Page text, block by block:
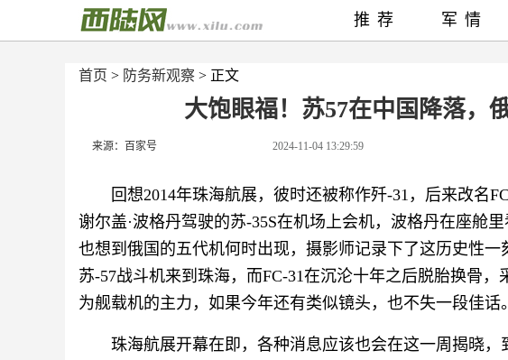
首页 > 防务新观察 > 正文
大饱眼福！苏57在中国降落，
来源：百家号 2024-11-04 13:29:59
回想2014年珠海航展，彼时还被称作歼-31，后来改名
谢尔盖·波格丹驾驶的苏-35S在机场上会机，波格丹在座舱
也想到俄国的五代机何时出现，摄影师记录下了这历史性
苏-57战斗机来到珠海，而FC-31在沉沦十年之后脱胎换骨
为舰载机的主力，如果今年还有类似镜头，也不失一段佳话。
珠海航展开幕在即，各种消息应该也会在这一周揭晓
推荐 军情